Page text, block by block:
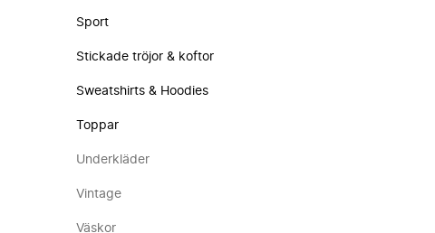
Sport
Stickade tröjor & koftor
Sweatshirts & Hoodies
Toppar
Underkläder
Vintage
Väskor